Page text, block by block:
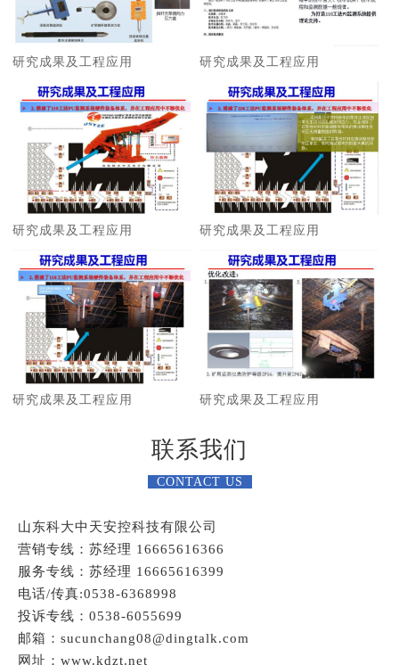
研究成果及工程应用 研究成果及工程应用
研究成果及工程应用 研究成果及工程应用
研究成果及工程应用 研究成果及工程应用
联系我们
CONTACT US
山东科大中天安控科技有限公司
营销专线：苏经理 16665616366
服务专线：苏经理 16665616399
电话/传真:0538-6368998
投诉专线：0538-6055699
邮箱：sucunchang08@dingtalk.com
网址：www.kdzt.net